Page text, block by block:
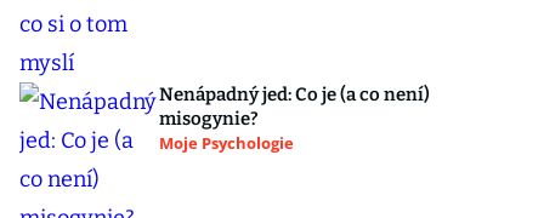
Nenápadný jed: Co je (a co není)
misogynie?
Moje Psychologie